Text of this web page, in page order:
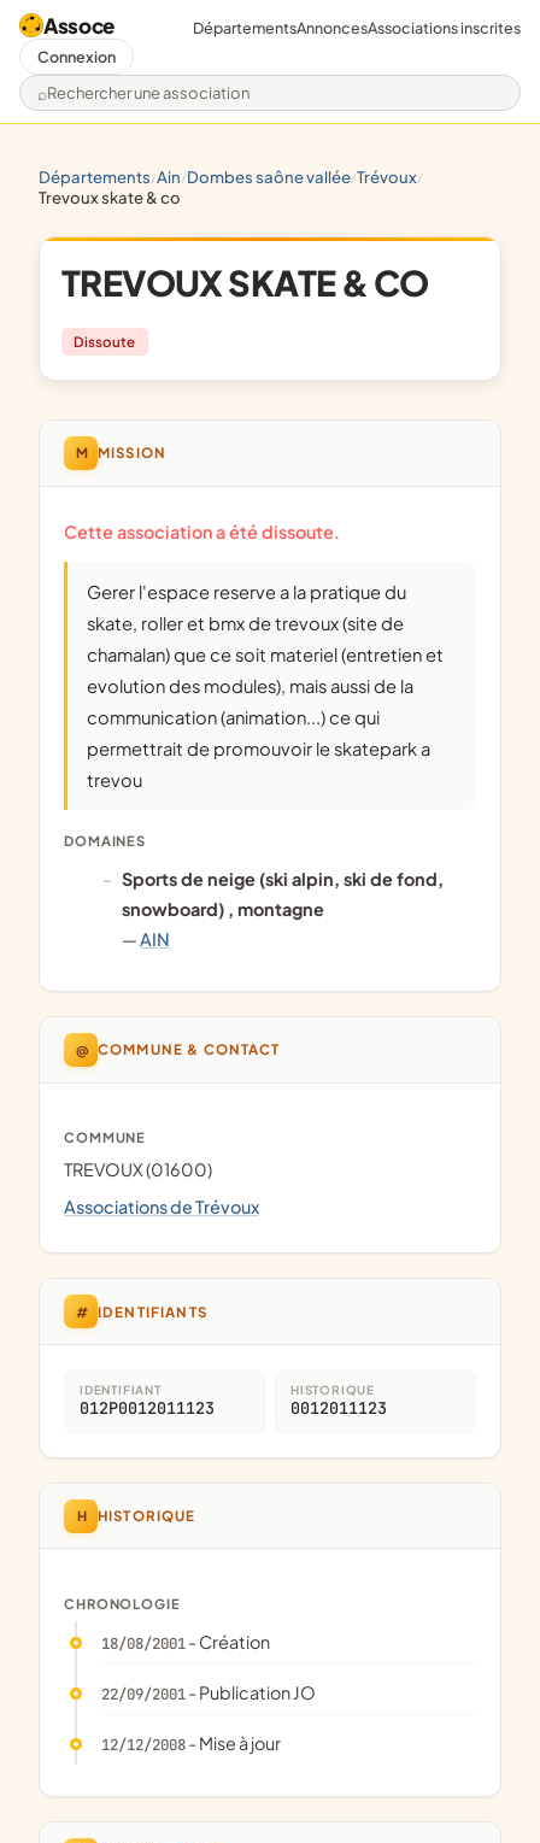
Assoce
Rechercher une association
DépartementsAnnoncesAssociations inscrites
Connexion
départements/ ain/ dombes saône vallée/ trévoux/
trevoux skate & co
TREVOUX SKATE & CO
Dissoute
M MISSION
Cette association a été dissoute.
Gerer l'espace reserve a la pratique du
skate, roller et bmx de trevoux (site de
chamalan) que ce soit materiel (entretien et
evolution des modules), mais aussi de la
communication (animation...) ce qui
permettrait de promouvoir le skatepark a
trevou
DOMAINES
Sports de neige (ski alpin, ski de fond,
snowboard) , montagne
—AIN
@ COMMUNE & CONTACT
COMMUNE
TREVOUX (01600)
Associations de Trévoux
# IDENTIFIANTS
IDENTIFIANT
012P0012011123
HISTORIQUE
0012011123
H HISTORIQUE
CHRONOLOGIE
18/08/2001- Création
22/09/2001- Publication JO
12/12/2008- Mise à jour